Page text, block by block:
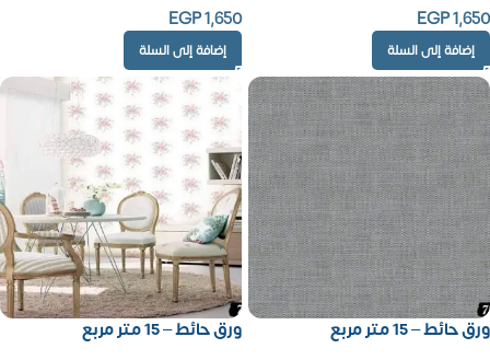
EGP1,650
إضافة إلى السلة
EGP1,650
إضافة إلى السلة
ورق حائط – 15 متر مربع
ورق حائط – 15 متر مربع